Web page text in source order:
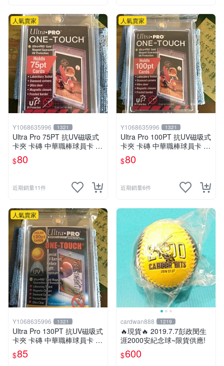
政治人物簽名：具備強烈的歷史與話題性。適合喜歡追
溯時代脈絡、歷史事件與文獻檔案的特殊收藏需求。
保存狀況與載體形式：外觀完整度決定展示體驗
名人簽名會呈現在照片、書籍、卡片、海報、球具或文
件等多元載體上，下單前必須嚴格審視品相
墨跡清晰度：仔細觀察簽名本身的墨跡是否飽滿清晰，
表面是否有不自然的暈染、刮痕或褪色。
載體完整度：檢查紙張或相片是否平整、有無折痕或邊
角磨損。（防護筆記：台灣潮濕的天氣會加速紙品老化
與發黃，選購時應確認・是否附帶保護封套、或評估是
否方便後續自行裝框收納，避免讓簽名紀念品的價值打
折。）
稀有性與紀念意義：別只看熱度，要看事件與時期
已故名人或經典顛峰時期等核心因素
取得故事評估：
善用「稀有程度 × 代表性 × 當下紀念
意義」來評估。同樣是明星簽名，若能完美連結經典作
品週期、重要賽事，其價值往往更穩固。
真跡簽名商品在評估時，務必將「取得故事」與「實體
保存證據」放在同等重要的地位。
依你的需求，這樣挑就對了
入門小資族：從資訊透明的「親筆簽名照片與書頁題字」
開始。建議先從資訊透明度高、預算好入手的類型切入。
優先挑選有清楚親筆簽名說明、附帶來源背景描述的明星
簽名照片，或是作家的書籍扉頁題字，先建立起對真跡簽
名的信任感，再逐步提升收藏預算。
專業玩家與資深藏家：
鎖定附帶保證書的「運動明星簽名
紀念品」。收藏重心應完全放在載體的保存狀況與來源文
件的一致性。優先蒐集附帶權威第三方保證書、或具備重
大歷史事件脈絡的運動明星簽名球衣、球具，這類頂級簽
人氣賣家
Y1068635996 1321
Ultra Pro 75PT 抗UV磁吸式
卡夾 卡磚 中華職棒球員卡 遊
戲王 寶可夢PTCG 漫威 NBA
MLB
$80
近期銷量11件
人氣賣家
Y1068635996 1321
Ultra Pro 100PT 抗UV磁吸式
卡夾 卡磚 中華職棒球員卡 遊
戲王 寶可夢PTCG 漫威 NBA
MLB
$80
近期銷量6件
人氣賣家
Y1068635996 1321
Ultra Pro 130PT 抗UV磁吸式
卡夾 卡磚 中華職棒球員卡 遊
戲王 寶可夢PTCG 漫威 NBA
MLB
$85
cardwan888 1219
🔥現貨🔥 2019.7.7彭政閔生
涯2000安紀念球~限貨供應!
$600